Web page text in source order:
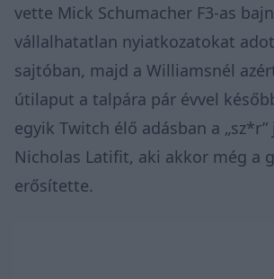
vette Mick Schumacher F3-as
vállalhatatlan nyiatkozatokat
sajtóban, majd a Williamsnél
útilaput a talpára pár évvel
egyik Twitch élő adásban a
Nicholas Latifit, aki akkor még a
erősítette.